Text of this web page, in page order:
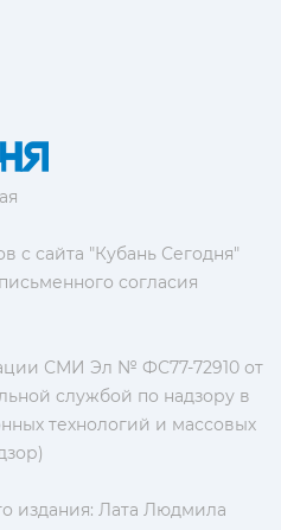
с сайта "Кубань Сегодня"
согласия
СМИ Эл № ФС77-72910 от
службой по надзору в
технологий и массовых
издания: Лата Людмила